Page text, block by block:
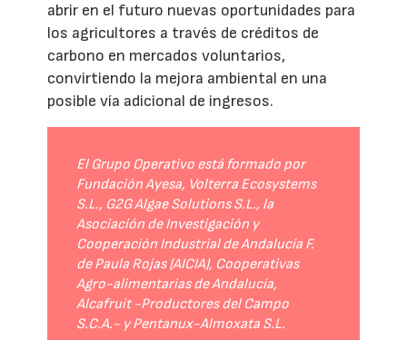
abrir en el futuro nuevas oportunidades para
los agricultores a través de créditos de
carbono en mercados voluntarios,
convirtiendo la mejora ambiental en una
posible vía adicional de ingresos.
El Grupo Operativo está formado por
Fundación Ayesa, Volterra Ecosystems
S.L., G2G Algae Solutions S.L., la
Asociación de Investigación y
Cooperación Industrial de Andalucía F.
de Paula Rojas (AICIA), Cooperativas
Agro-alimentarias de Andalucía,
Alcafruit -Productores del Campo
S.C.A.- y Pentanux-Almoxata S.L.